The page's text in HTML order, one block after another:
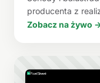
producenta z
Zobacz na żywo